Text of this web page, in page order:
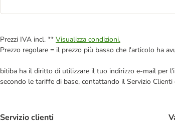
Prezzi IVA incl. ** Visualizza condizioni.
Prezzo regolare = il prezzo più basso che l'articolo ha
bitiba ha il diritto di utilizzare il tuo indirizzo e-mail per
secondo le tariffe di base, contattando il Servizio
Servizio clienti